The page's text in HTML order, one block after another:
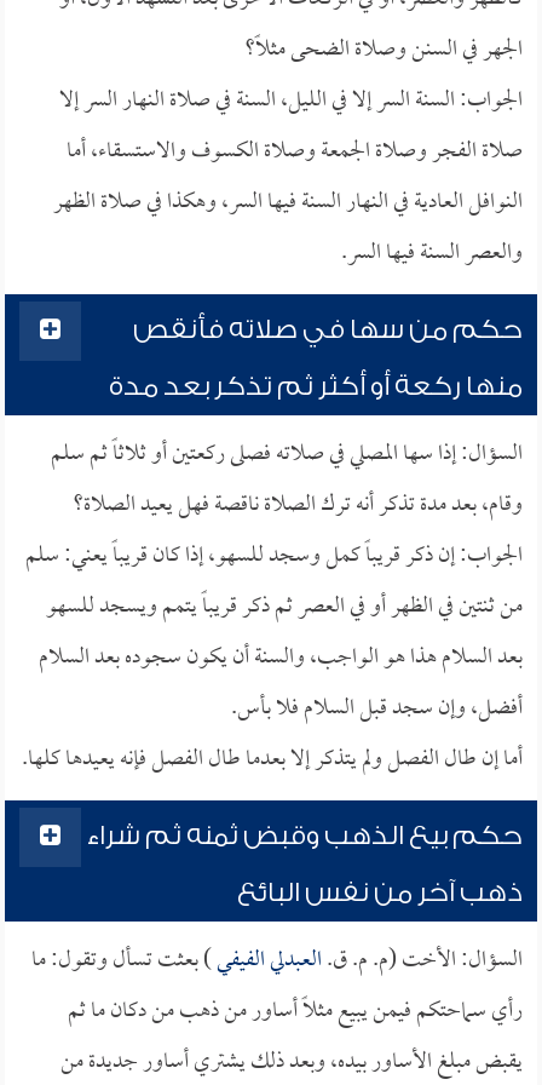
الجهر في السنن وصلاة الضحى مثلاً؟
الجواب: السنة السر إلا في الليل، السنة في صلاة النهار السر إلا
صلاة الفجر وصلاة الجمعة وصلاة الكسوف والاستسقاء، أما
النوافل العادية في النهار السنة فيها السر، وهكذا في صلاة الظهر
والعصر السنة فيها السر.
حكم من سها في صلاته فأنقص
منها ركعة أو أكثر ثم تذكر بعد مدة
السؤال: إذا سها المصلي في صلاته فصلى ركعتين أو ثلاثاً ثم سلم
وقام، بعد مدة تذكر أنه ترك الصلاة ناقصة فهل يعيد الصلاة؟
الجواب: إن ذكر قريباً كمل وسجد للسهو، إذا كان قريباً يعني: سلم
من ثنتين في الظهر أو في العصر ثم ذكر قريباً يتمم ويسجد للسهو
بعد السلام هذا هو الواجب، والسنة أن يكون سجوده بعد السلام
أفضل، وإن سجد قبل السلام فلا بأس.
أما إن طال الفصل ولم يتذكر إلا بعدما طال الفصل فإنه يعيدها كلها.
حكم بيع الذهب وقبض ثمنه ثم شراء
ذهب آخر من نفس البائع
السؤال: الأخت (م. م. ق.العبدلي الفيفي) بعثت تسأل وتقول: ما
رأي سماحتكم فيمن يبيع مثلاً أساور من ذهب من دكان ما ثم
يقبض مبلغ الأساور بيده، وبعد ذلك يشتري أساور جديدة من